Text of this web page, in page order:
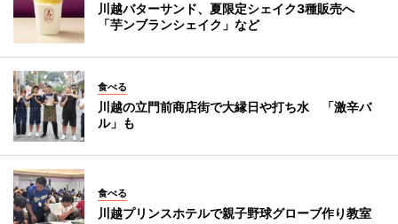
川越バターサンド、夏限定シェイク3種販売へ
「芋ンブランシェイク」など
食べる
川越の立門前商店街で大縁日や打ち水 「激辛バ
ル」も
食べる
川越プリンスホテルで親子野球グローブ作り教室